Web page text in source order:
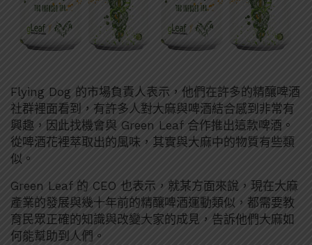
Flying Dog 的市場負責人表示，他們在許多的精釀啤酒
社群裡面看到，有許多人對大麻與啤酒結合感到非常有
興趣，因此找機會與 Green Leaf 合作推出這款啤酒。
從啤酒花裡萃取出的風味，其實與大麻中的物質有些類
似。
Green Leaf 的 CEO 也表示，就某方面來說，現在大麻
產業的發展與幾十年前的精釀啤酒運動類似，都需要教
育民眾正確的知識與改變大家的成見，告訴他們大麻如
何能幫助到人們。